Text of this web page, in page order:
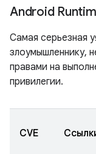
Android
Самая серьезная
злоумышленнику,
правами на
привилегии.
CVE